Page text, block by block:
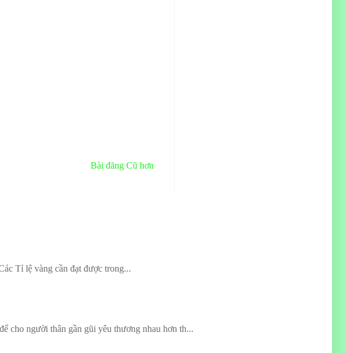
Bài đăng Cũ hơn
Tỉ lệ vàng cần đạt được trong...
người thân gần gũi yêu thương nhau hơn th...